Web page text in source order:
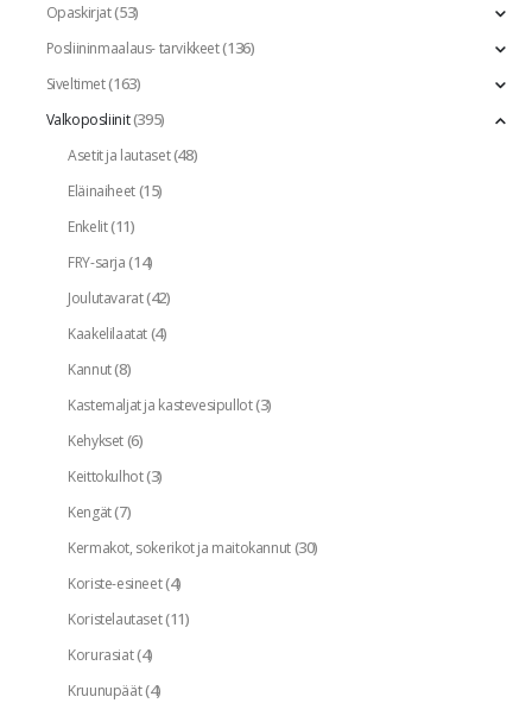
Opaskirjat(53)
Posliininmaalaus- tarvikkeet(136)
Siveltimet(163)
Valkoposliinit(395)
Asetit ja lautaset(48)
Eläinaiheet(15)
Enkelit(11)
FRY-sarja(14)
Joulutavarat(42)
Kaakelilaatat(4)
Kannut(8)
Kastemaljat ja kastevesipullot(3)
Kehykset(6)
Keittokulhot(3)
Kengät(7)
Kermakot, sokerikot ja maitokannut(30)
Koriste-esineet(4)
Koristelautaset(11)
Korurasiat(4)
Kruunupäät(4)